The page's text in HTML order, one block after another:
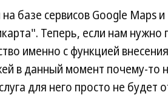
базе сервисов Google Maps
Теперь, если нам нужно
именно с функцией
в данный момент почему-то
для него просто не будет